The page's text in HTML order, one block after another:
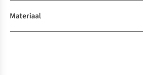
Materiaal